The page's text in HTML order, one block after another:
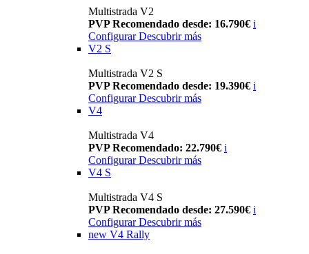
Multistrada V2
PVP Recomendado desde: 16.790€ i
Configurar Descubrir más
V2 S
Multistrada V2 S
PVP Recomendado desde: 19.390€ i
Configurar Descubrir más
V4
Multistrada V4
PVP Recomendado: 22.790€ i
Configurar Descubrir más
V4 S
Multistrada V4 S
PVP Recomendado desde: 27.590€ i
Configurar Descubrir más
new V4 Rally